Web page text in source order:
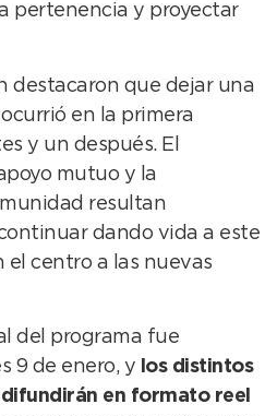
pertenencia y proyectar
destacaron que dejar una
en la primera
y un después. El
mutuo y la
resultan
dando vida a este
el centro a las nuevas
del programa fue
9 de enero, y
los distintos
en formato reel